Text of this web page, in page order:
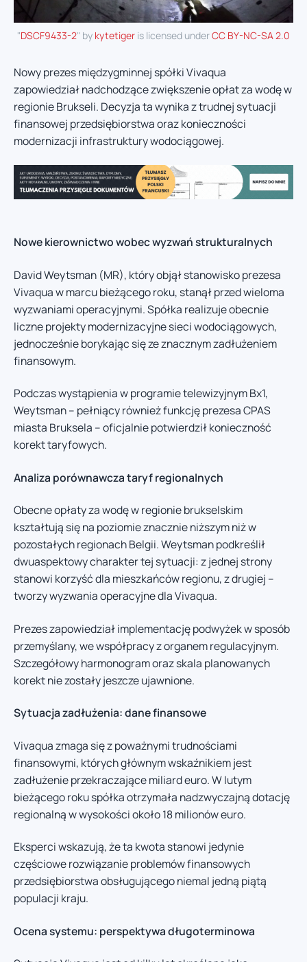
"DSCF9433-2" by kytetiger is licensed underCC BY-NC-SA 2.0
Nowy prezes międzygminnej spółki Vivaqua
zapowiedział nadchodzące zwiększenie opłat za wodę w
regionie Brukseli. Decyzja ta wynika z trudnej sytuacji
finansowej przedsiębiorstwa oraz konieczności
modernizacji infrastruktury wodociągowej.
Nowe kierownictwo wobec wyzwań strukturalnych
David Weytsman (MR), który objął stanowisko prezesa
Vivaqua w marcu bieżącego roku, stanął przed wieloma
wyzwaniami operacyjnymi. Spółka realizuje obecnie
liczne projekty modernizacyjne sieci wodociągowych,
jednocześnie borykając się ze znacznym zadłużeniem
finansowym.
Podczas wystąpienia w programie telewizyjnym Bx1,
Weytsman – pełniący również funkcję prezesa CPAS
miasta Bruksela – oficjalnie potwierdził konieczność
korekt taryfowych.
Analiza porównawcza taryf regionalnych
Obecne opłaty za wodę w regionie brukselskim
kształtują się na poziomie znacznie niższym niż w
pozostałych regionach Belgii. Weytsman podkreślił
dwuaspektowy charakter tej sytuacji: z jednej strony
stanowi korzyść dla mieszkańców regionu, z drugiej –
tworzy wyzwania operacyjne dla Vivaqua.
Prezes zapowiedział implementację podwyżek w sposób
przemyślany, we współpracy z organem regulacyjnym.
Szczegółowy harmonogram oraz skala planowanych
korekt nie zostały jeszcze ujawnione.
Sytuacja zadłużenia: dane finansowe
Vivaqua zmaga się z poważnymi trudnościami
finansowymi, których głównym wskaźnikiem jest
zadłużenie przekraczające miliard euro. W lutym
bieżącego roku spółka otrzymała nadzwyczajną dotację
regionalną w wysokości około 18 milionów euro.
Eksperci wskazują, że ta kwota stanowi jedynie
częściowe rozwiązanie problemów finansowych
przedsiębiorstwa obsługującego niemal jedną piątą
populacji kraju.
Ocena systemu: perspektywa długoterminowa